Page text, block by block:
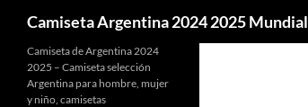
Camiseta Argentina 2024 2025 Mundial
Camiseta de Argentina 2024
2025 – Camiseta selección
Argentina para hombre, mujer
y niño, camisetas